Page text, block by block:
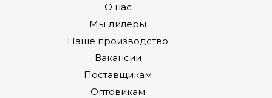
О нас
Мы дилеры
Наше производство
Вакансии
Поставщикам
Оптовикам